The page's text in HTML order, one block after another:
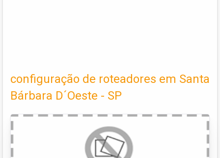
configuração de roteadores em Santa
Bárbara D´Oeste - SP